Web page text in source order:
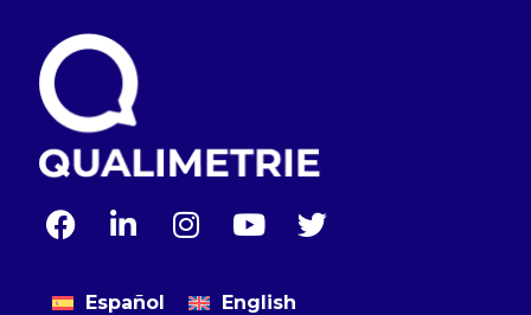
Español English